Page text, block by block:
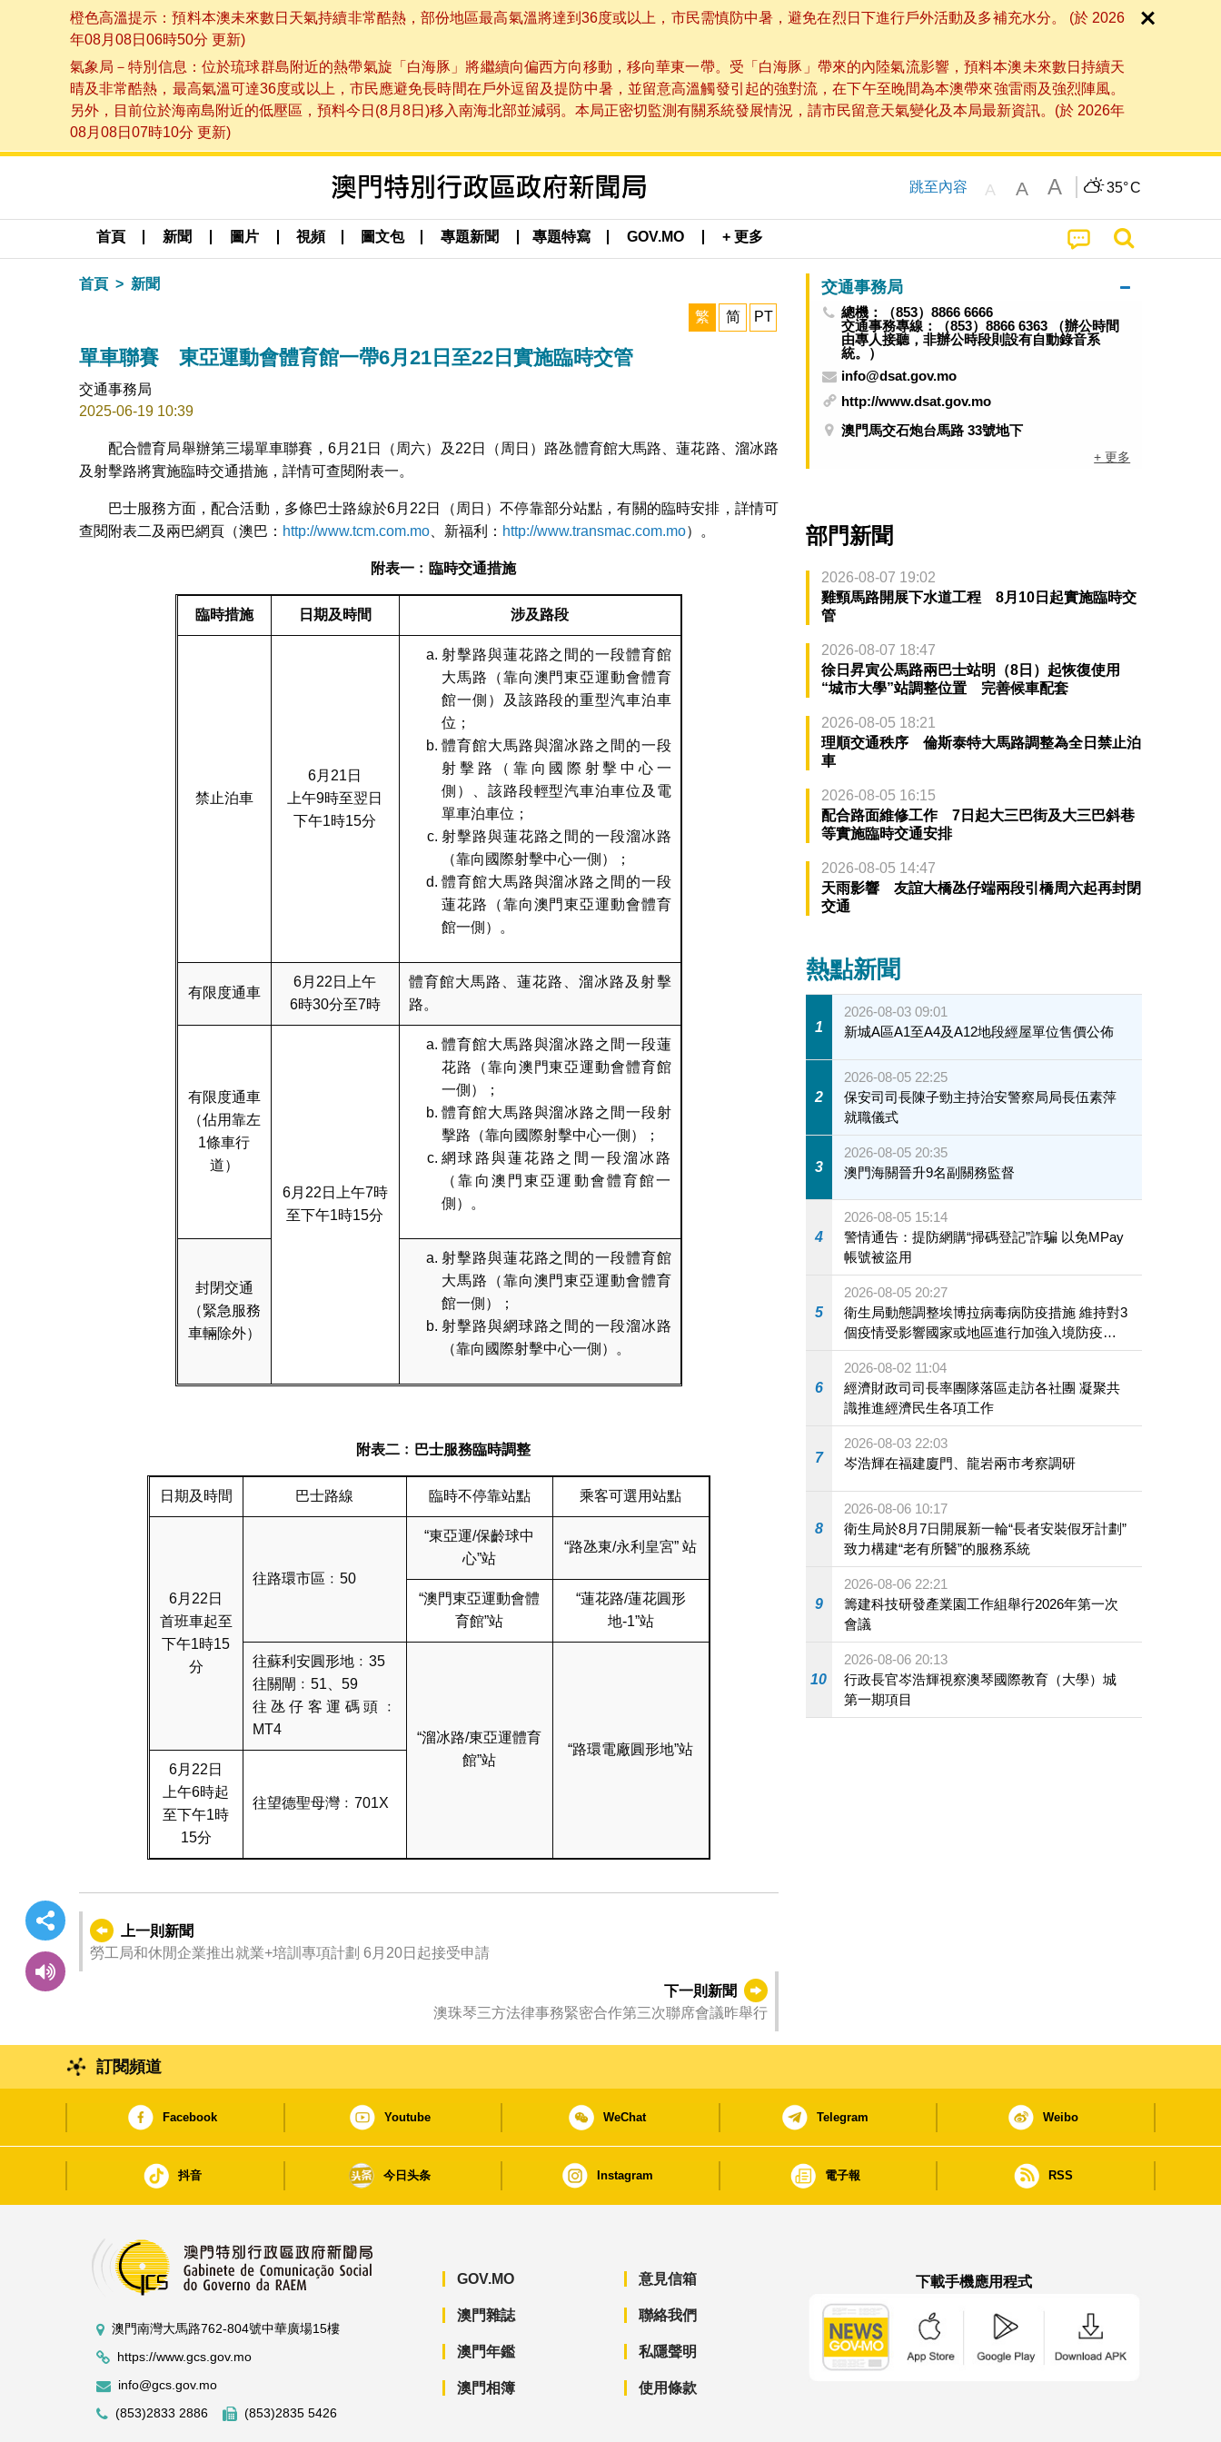
橙色高溫提示：預料本澳未來數日天氣持續非常酷熱，部份地區最高氣溫將達到36度或以上，市民需慎防中暑，避免在烈日下進行戶外活動及多補充水分。 (於 2026
年08月08日06時50分 更新)
氣象局－特別信息：位於琉球群島附近的熱帶氣旋「白海豚」將繼續向偏西方向移動，移向華東一帶。受「白海豚」帶來的內陸氣流影響，預料本澳未來數日持續天
晴及非常酷熱，最高氣溫可達36度或以上，市民應避免長時間在戶外逗留及提防中暑，並留意高溫觸發引起的強對流，在下午至晚間為本澳帶來強雷雨及強烈陣風。
另外，目前位於海南島附近的低壓區，預料今日(8月8日)移入南海北部並減弱。本局正密切監測有關系統發展情況，請市民留意天氣變化及本局最新資訊。(於 2026年
08月08日07時10分 更新)
跳至內容 A A A 35°C
首頁 新聞 圖片 視頻 圖文包 專題新聞 專題特寫 GOV.MO + 更多
首頁 新聞
繁 简 PT
單車聯賽 東亞運動會體育館一帶6月21日至22日實施臨時交管
交通事務局
2025-06-19 10:39
配合體育局舉辦第三場單車聯賽，6月21日（周六）及22日（周日）路氹體育館大馬路、蓮花路、溜冰路
及射擊路將實施臨時交通措施，詳情可查閱附表一。
巴士服務方面，配合活動，多條巴士路線於6月22日（周日）不停靠部分站點，有關的臨時安排，詳情可
查閱附表二及兩巴網頁（澳巴： http://www.tcm.com.mo 、新福利： http://www.transmac.com.mo）。
附表一﹕ 臨時交通措施
臨時措施 日期及時間 涉及路段
禁止泊車
6月21日
上午9時至翌日
下午1時15分
射擊路與蓮花路之間的一段體育館
大馬路（靠向澳門東亞運動會體育
館一側）及該路段的重型汽車泊車
位；
體育館大馬路與溜冰路之間的一段
射擊路（靠向國際射擊中心一
側）、該路段輕型汽車泊車位及電
單車泊車位；
射擊路與蓮花路之間的一段溜冰路
（靠向國際射擊中心一側）；
體育館大馬路與溜冰路之間的一段
蓮花路（靠向澳門東亞運動會體育
館一側）。
有限度通車
6月22日上午
6時30分至7時
體育館大馬路、蓮花路、溜冰路及射擊
路。
有限度通車
（佔用靠左
1條車行
道）
6月22日上午7時
至下午1時15分
體育館大馬路與溜冰路之間一段蓮
花路（靠向澳門東亞運動會體育館
一側）；
體育館大馬路與溜冰路之間一段射
擊路（靠向國際射擊中心一側）；
網球路與蓮花路之間一段溜冰路
（靠向澳門東亞運動會體育館一
側）。
封閉交通
（緊急服務
車輛除外）
射擊路與蓮花路之間的一段體育館
大馬路（靠向澳門東亞運動會體育
館一側）；
射擊路與網球路之間的一段溜冰路
（靠向國際射擊中心一側）。
附表二﹕巴士服務臨時調整
日期及時間 巴士路線 臨時不停靠站點 乘客可選用站點
6月22日
首班車起至
下午1時15
分
往路環市區﹕50
“東亞運/保齡球中
心”站
“路氹東/永利皇宮” 站
“澳門東亞運動會體
育館”站
“蓮花路/蓮花圓形
地-1”站
往蘇利安圓形地﹕35
往關閘﹕51、59
往氹仔客運碼頭﹕
MT4
“溜冰路/東亞運體育
館”站
“路環電廠圓形地”站
6月22日
上午6時起
至下午1時
15分
往望德聖母灣﹕701X
上一則新聞
勞工局和休閒企業推出就業+培訓專項計劃 6月20日起接受申請
下一則新聞
澳珠琴三方法律事務緊密合作第三次聯席會議昨舉行
交通事務局
總機：（853）8866 6666
交通事務專線：（853）8866 6363 （辦公時間
由專人接聽，非辦公時段則設有自動錄音系
統。）
info@dsat.gov.mo
http://www.dsat.gov.mo
澳門馬交石炮台馬路 33號地下
+ 更多
部門新聞
2026-08-07 19:02
雞頸馬路開展下水道工程 8月10日起實施臨時交
管
2026-08-07 18:47
徐日昇寅公馬路兩巴士站明（8日）起恢復使用
“城市大學”站調整位置 完善候車配套
2026-08-05 18:21
理順交通秩序 倫斯泰特大馬路調整為全日禁止泊
車
2026-08-05 16:15
配合路面維修工作 7日起大三巴街及大三巴斜巷
等實施臨時交通安排
2026-08-05 14:47
天雨影響 友誼大橋氹仔端兩段引橋周六起再封閉
交通
熱點新聞
1
2026-08-03 09:01
新城A區A1至A4及A12地段經屋單位售價公佈
2
2026-08-05 22:25
保安司司長陳子勁主持治安警察局局長伍素萍
就職儀式
3
2026-08-05 20:35
澳門海關晉升9名副關務監督
4
2026-08-05 15:14
警情通告：提防網購“掃碼登記”詐騙 以免MPay
帳號被盜用
5
2026-08-05 20:27
衛生局動態調整埃博拉病毒病防疫措施 維持對3
個疫情受影響國家或地區進行加強入境防疫措
施
6
2026-08-02 11:04
經濟財政司司長率團隊落區走訪各社團 凝聚共
識推進經濟民生各項工作
7
2026-08-03 22:03
岑浩輝在福建廈門、龍岩兩市考察調研
8
2026-08-06 10:17
衛生局於8月7日開展新一輪“長者安裝假牙計劃”
致力構建“老有所醫”的服務系統
9
2026-08-06 22:21
籌建科技研發產業園工作組舉行2026年第一次
會議
10
2026-08-06 20:13
行政長官岑浩輝視察澳琴國際教育（大學）城
第一期項目
訂閱頻道
Facebook Youtube WeChat Telegram Weibo
抖音 今日头条 Instagram 電子報 RSS
澳門南灣大馬路762-804號中華廣場15樓
https://www.gcs.gov.mo
info@gcs.gov.mo
(853)2833 2886
(853)2835 5426
GOV.MO
澳門雜誌
澳門年鑑
澳門相簿
意見信箱
聯絡我們
私隱聲明
使用條款
下載手機應用程式